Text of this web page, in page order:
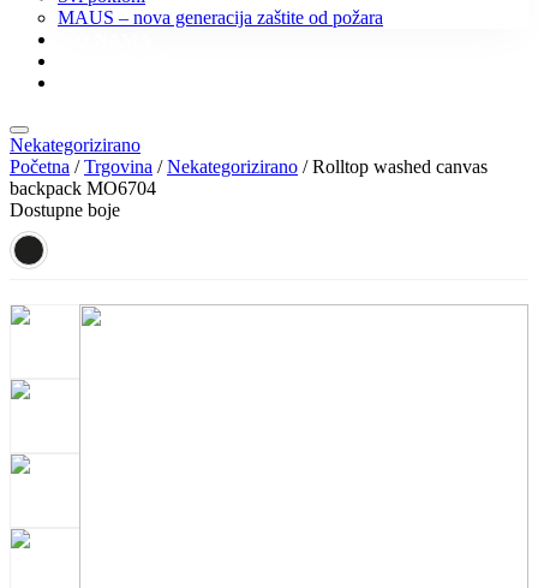
MAUS – nova generacija zaštite od požara
Nekategorizirano
Početna /Trgovina /Nekategorizirano / Rolltop washed canvas
backpack MO6704
Dostupne boje